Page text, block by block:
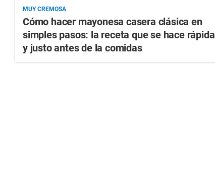
MUY CREMOSA
Cómo hacer mayonesa casera clásica en
simples pasos: la receta que se hace rápida
y justo antes de la comidas